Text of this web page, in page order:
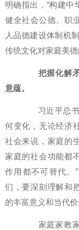
明确指出，“构建中
健全社会公德、职
人品德建设体制机
传统文化对家庭美德
把握化解
意蕴。
习近平总书
何变化，无论经济
社会来说，家庭的
家庭的社会功能都
作用都不可替代。
们，要深刻理解和
的丰富意义和当代价
家庭家教家